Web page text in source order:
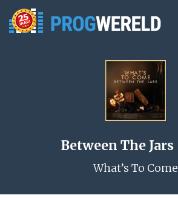
Between The Jars
What’s To Come